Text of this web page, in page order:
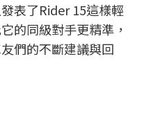
表了Rider 15這樣輕
的同級對手更精準，
們的不斷建議與回